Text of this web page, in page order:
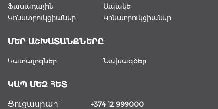
Ֆասադային
Կոնստրուկցիաներ
Ապակե
Կոնստրուկցիաներ
ՄԵՐ ԱՇԽԱՏԱՆՔՆԵՐԸ
Կատալոգներ Նախագծեր
ԿԱՊ ՄԵԶ ՀԵՏ
Ցուցասրահ` +374 12 999000